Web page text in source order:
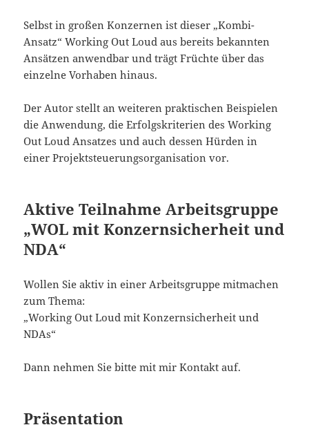
Selbst in großen Konzernen ist dieser „Kombi-
Ansatz“ Working Out Loud aus bereits bekannten
Ansätzen anwendbar und trägt Früchte über das
einzelne Vorhaben hinaus.
Der Autor stellt an weiteren praktischen Beispielen
die Anwendung, die Erfolgskriterien des Working
Out Loud Ansatzes und auch dessen Hürden in
einer Projektsteuerungsorganisation vor.
Aktive Teilnahme Arbeitsgruppe
„WOL mit Konzernsicherheit und
NDA“
Wollen Sie aktiv in einer Arbeitsgruppe mitmachen
zum Thema:
„Working Out Loud mit Konzernsicherheit und
NDAs“
Dann nehmen Sie bitte mit mir Kontakt auf.
Präsentation